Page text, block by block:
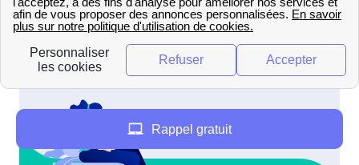
révisable qu'à la baisse; électricité 100% verte ;
l'offre est sans engagement
Rappel gratuit